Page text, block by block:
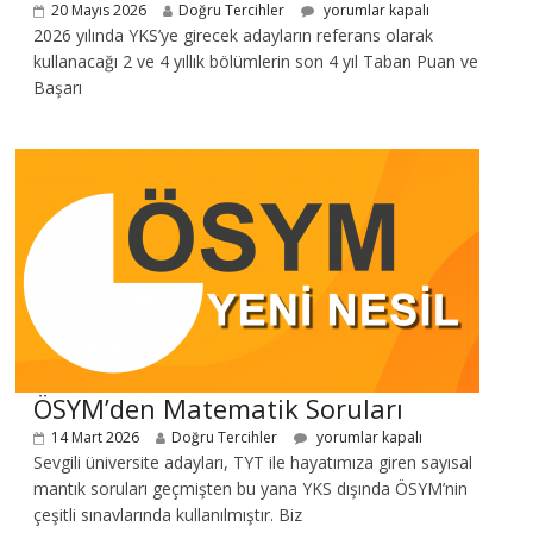
20 Mayıs 2026 Doğru Tercihler yorumlar kapalı
2026 yılında YKS’ye girecek adayların referans olarak
kullanacağı 2 ve 4 yıllık bölümlerin son 4 yıl Taban Puan ve
Başarı
ÖSYM’den Matematik Soruları
14 Mart 2026 Doğru Tercihler yorumlar kapalı
Sevgili üniversite adayları, TYT ile hayatımıza giren sayısal
mantık soruları geçmişten bu yana YKS dışında ÖSYM’nin
çeşitli sınavlarında kullanılmıştır. Biz